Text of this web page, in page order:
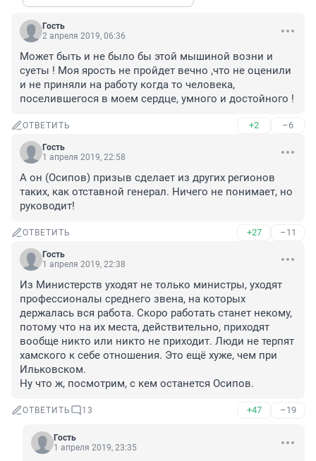
Гость
2 апреля 2019, 06:36
Может быть и не было бы этой мышиной возни и
суеты ! Моя ярость не пройдет вечно ,что не оценили
и не приняли на работу когда то человека,
поселившегося в моем сердце, умного и достойного !
ОТВЕТИТЬ +2 –6
Гость
1 апреля 2019, 22:58
А он (Осипов) призыв сделает из других регионов
таких, как отставной генерал. Ничего не понимает, но
руководит!
ОТВЕТИТЬ +27 –11
Гость
1 апреля 2019, 22:38
Из Министерств уходят не только министры, уходят
профессионалы среднего звена, на которых
держалась вся работа. Скоро работать станет некому,
потому что на их места, действительно, приходят
вообще никто или никто не приходит. Люди не терпят
хамского к себе отношения. Это ещё хуже, чем при
Ильковском.
Ну что ж, посмотрим, с кем останется Осипов.
ОТВЕТИТЬ 13 +47 –19
Гость
1 апреля 2019, 23:35